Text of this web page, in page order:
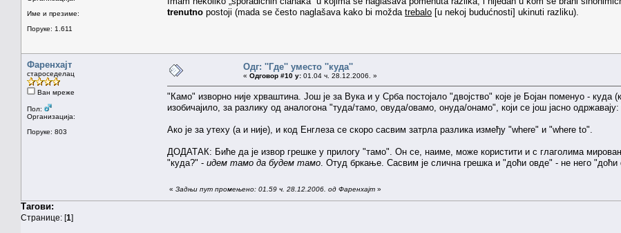
Име и презиме:
Поруке: 1.611
trenutno postoji (mada se često naglašava kako bi možda trebalo [u nekoj budućnosti] ukinuti razliku).
Фаренхајт
староседелац
Ван мреже
Пол:
Организација:
Поруке: 803
Одг: ''Где'' уместо ''куда''
« Одговор #10 у: 01.04 ч. 28.12.2006. »
"Камо" изворно није хрваштина. Још је за Вука и у Срба постојало "двојство" које је Бојан поменуо -
изобичајило, за разлику од аналогона "туда/тамо, овуда/овамо, онуда/онамо", који се још јасно
Ако је за утеху (а и није), и код Енглеза се скоро сасвим затрла разлика између "where" и "where to".
ДОДАТАК: Биће да је извор грешке у прилогу "тамо". Он се, наиме, може користити и с глаголима
"куда?" - идем тамо да будем тамо . Отуд бркање. Сасвим је слична грешка и "доћи овде" - не него "доћи
« Задњи пут промењено: 01.59 ч. 28.12.2006. од Фаренхајт »
Тагови:
Странице: [1]